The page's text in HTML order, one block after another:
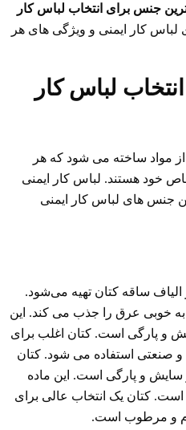
جنس برای انتخاب لباس کار
لباس کار ایمنی و ویژگی‌ های هر
لباس کار
از مواد ساخته می ‌شود که هر
خود هستند. لباس کار ایمنی
جنس ‌های لباس کار ایمنی
ساقه کتان تهیه می‌شود.
خوبی عرق را جذب می ‌کند. این
و پارگی است. کتان اغلب برای
صنعتی استفاده می‌ شود. کتان
سایش و پارگی است. این ماده
است. کتان یک انتخاب عالی برای
و مرطوب است.